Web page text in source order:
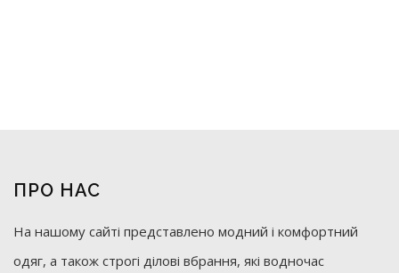
ПРО НАС
На нашому сайті представлено модний і комфортний
одяг, а також строгі ділові вбрання, які водночас